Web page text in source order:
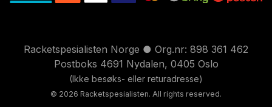
Racketspesialisten Norge ● Org.nr: 898 361 462
Postboks 4691 Nydalen, 0405 Oslo
(Ikke besøks- eller returadresse)
© 2026 Racketspesialisten. All rights reserved.